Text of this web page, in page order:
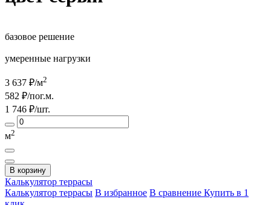
базовое решение
умеренные нагрузки
3 637 ₽/м2
582 ₽/пог.м.
1 746 ₽/шт.
м2
В корзину
Калькулятор террасы
Калькулятор террасы В избранное В сравнение Купить в 1